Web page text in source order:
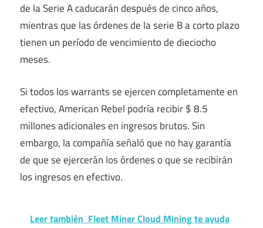
de la Serie A caducarán después de cinco años,
mientras que las órdenes de la serie B a corto plazo
tienen un período de vencimiento de dieciocho
meses.
Si todos los warrants se ejercen completamente en
efectivo, American Rebel podría recibir $ 8.5
millones adicionales en ingresos brutos. Sin
embargo, la compañía señaló que no hay garantía
de que se ejercerán los órdenes o que se recibirán
los ingresos en efectivo.
Leer también Fleet Miner Cloud Mining te ayuda